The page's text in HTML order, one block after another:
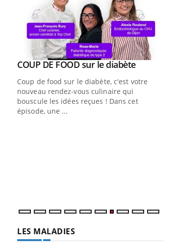
Youtube
COUP DE FOOD sur le diabèteYoutube
Coup de food sur le diabète, c'est votre
nouveau rendez-vous culinaire qui
bouscule les idées reçues ! Dans cet
épisode, une ...
LES MALADIES